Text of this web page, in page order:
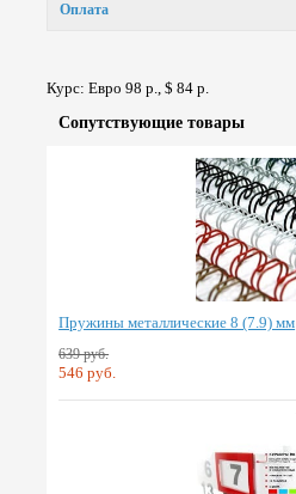
Оплата
Курс: Евро 98 р., $ 84 р.
Сопут­ствую­щие товары
Пружины металлические 8 (7.9) мм
639 руб.
546 руб.